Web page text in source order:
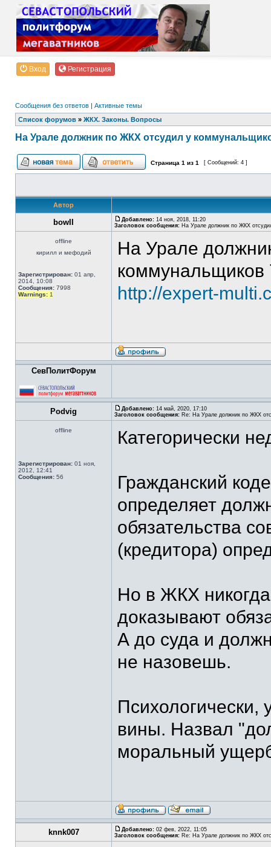
Вход Регистрация
Сообщения без ответов | Активные темы
Список форумов » ЖКХ. Законы. Вопросы
На Урале должник по ЖКХ отсудил у
Страница 1 из 1 [ Сообщений: 4 ]
Автор
bowII Добавлено: 14 ноя, 2018, 11:20
Заголовок сообщения: На Урале должник по ЖКХ
offline
кирилл и мефодий
Зарегистрирован: 01 апр,
2014, 10:08
Сообщения: 7998
Warnings: 1
На Урале
коммунальщиков
http://expert-
СевПолитФорум
Podvig Добавлено: 14 май, 2020, 17:10
Заголовок сообщения: Re: На Урале должник по ЖКХ
offline
Зарегистрирован: 01 ноя,
2012, 12:41
Сообщения: 56
Категорически
Гражданский
определяет
обязательства
(кредитора)
Но в ЖКХ
доказывают
А до суда и
не назовешь.
вины. Назвал
моральный
knnk007 Добавлено: 02 фев, 2022, 11:05
Заголовок сообщения: Re: На Урале должник по ЖКХ